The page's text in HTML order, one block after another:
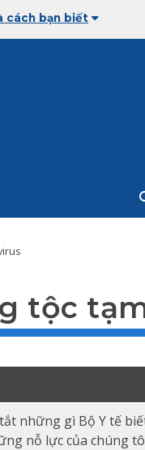
cách bạn biết
tộc
những gì Bộ Y tế
nỗ lực của chúng